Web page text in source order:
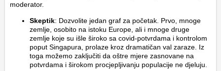
moderator.
Skeptik: Dozvolite jedan graf za početak. Prvo, mnoge
zemlje, osobito na istoku Europe, ali i mnoge druge
zemlje koje su išle široko sa covid-potvrdama i kontrolom
poput Singapura, prolaze kroz dramatičan val zaraze. Iz
toga možemo zaključiti da oštre mjere zasnovane na
potvrdama i širokom procjepljivanju populacije ne djeluju.